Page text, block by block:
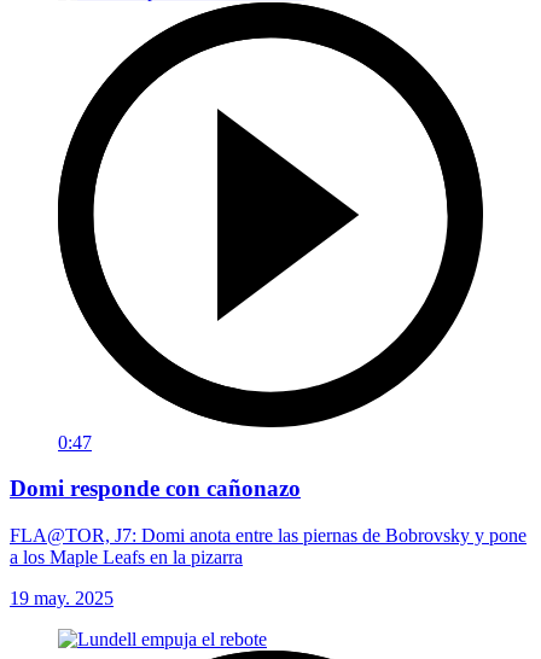
0:47
Domi responde con cañonazo
FLA@TOR, J7: Domi anota entre las piernas de Bobrovsky y pone
a los Maple Leafs en la pizarra
19 may. 2025